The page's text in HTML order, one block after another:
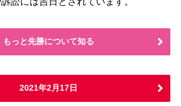
もっと先勝について知る
2021年2月17日